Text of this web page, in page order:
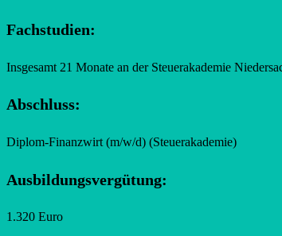
Fachstudien:
Insgesamt 21 Monate an der Steuerakademie
Abschluss:
Diplom-Finanzwirt (m/w/d) (Steuerakademie)
Ausbildungsvergütung:
1.320 Euro